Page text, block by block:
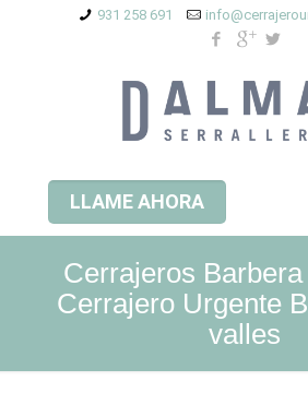
931 258 691
LLAME AHORA
Cerrajeros
Cerrajero Urgente
valles